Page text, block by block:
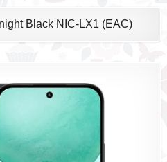
Black NIC-LX1 (EAC)